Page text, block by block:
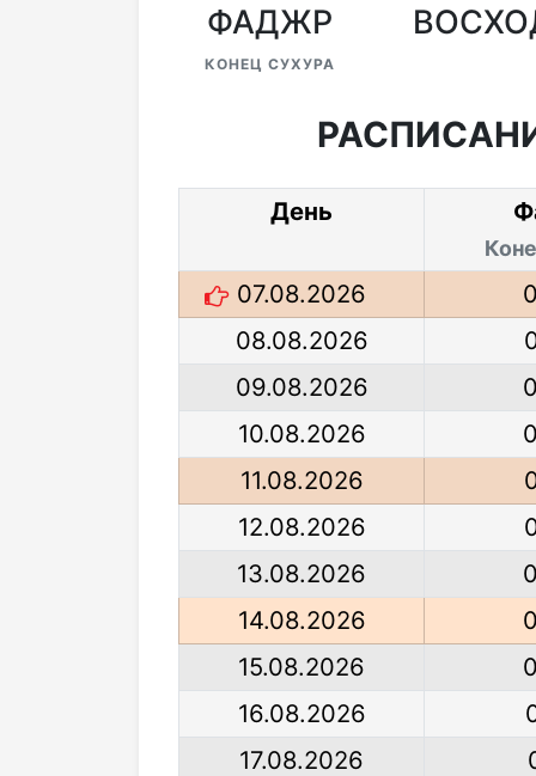
ФАДЖР
КОНЕЦ СУХУРА
День
07.08.2026
08.08.2026
09.08.2026
10.08.2026
11.08.2026
12.08.2026
13.08.2026
14.08.2026
15.08.2026
16.08.2026
17.08.2026